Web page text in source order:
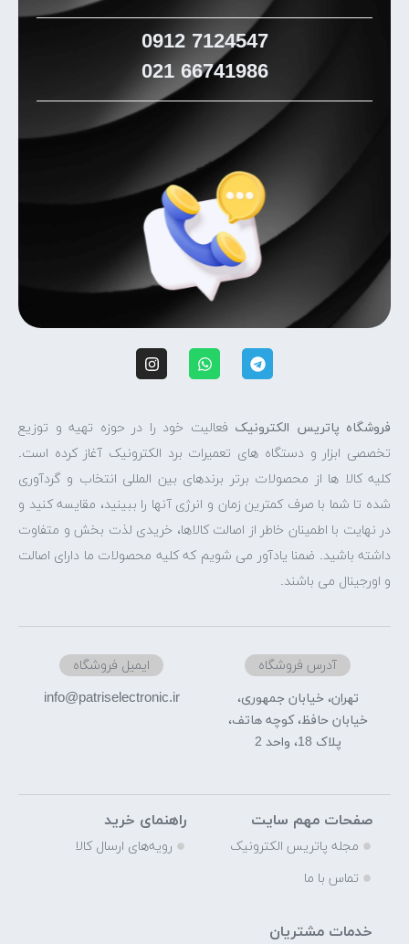
فروشگاه پاتریس الکترونیک فعالیت خود را در حوزه تهیه و توزیع
تخصصی ابزار و دستگاه های تعمیرات برد الکترونیک آغاز کرده است.
کلیه کالا ها از محصولات برتر برندهای بین المللی انتخاب و گردآوری
شده تا شما با صرف کمترین زمان و انرژی آنها را ببینید، مقایسه کنید و
در نهایت با اطمینان خاطر از اصالت کالاها، خریدی لذت بخش و متفاوت
داشته باشید. ضمنا یادآور می شویم که کلیه محصولات ما دارای اصالت
و اورجینال می باشند.
آدرس فروشگاه
تهران، خیابان جمهوری،
خیابان حافظ، کوچه هاتف،
پلاک 18، واحد 2
ایمیل فروشگاه
info@patriselectronic.ir
صفحات مهم سایت
مجله پاتریس الکترونیک
تماس با ما
راهنمای خرید
رویه‌های ارسال کالا
خدمات مشتریان
7124547
0912
66741986
021